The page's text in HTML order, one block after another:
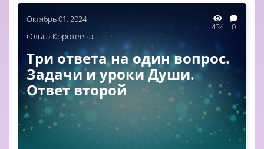
Октябрь 01, 2024
434 0
Ольга Коротеева
Три ответа на один вопрос.
Задачи и уроки Души.
Ответ второй